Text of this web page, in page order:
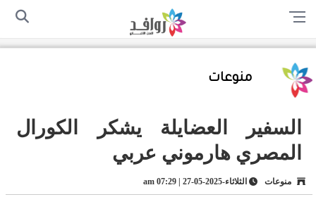
الرئيسية سياسة الخصوصية
منوعات
السفير العضايلة يشكر الكورال
المصري هارموني عربي
منوعات الثلاثاء-2025-05-27 | 07:29 am